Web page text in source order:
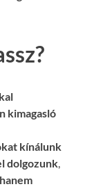
kimagasló
kínálunk
dolgozunk,